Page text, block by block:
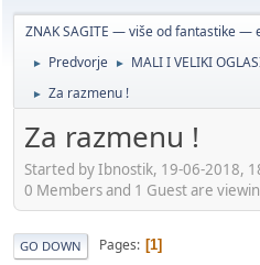
ZNAK SAGITE — više od fantastike —
► Predvorje ► MALI I VELIKI
► Za razmenu !
Za razmenu !
Started by Ibnostik, 19-06-2018,
0 Members and 1 Guest are
GO DOWN Pages 1